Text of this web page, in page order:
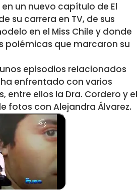
un nuevo capítulo de El
su carrera en TV, de sus
en el Miss Chile y donde
polémicas que marcaron su
episodios relacionados
enfrentado con varios
entre ellos la Dra. Cordero y el
fotos con Alejandra Álvarez.